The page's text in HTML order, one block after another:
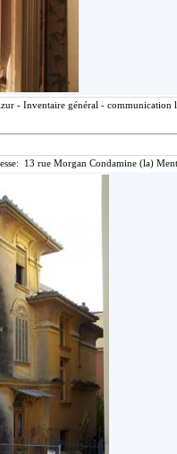
- Inventaire général -
13 rue Morgan Condamine (la)